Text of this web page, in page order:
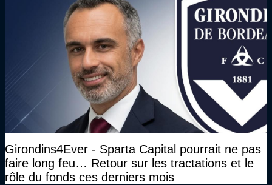
Girondins4Ever - Sparta Capital pourrait ne pas
faire long feu… Retour sur les tractations et le
rôle du fonds ces derniers mois